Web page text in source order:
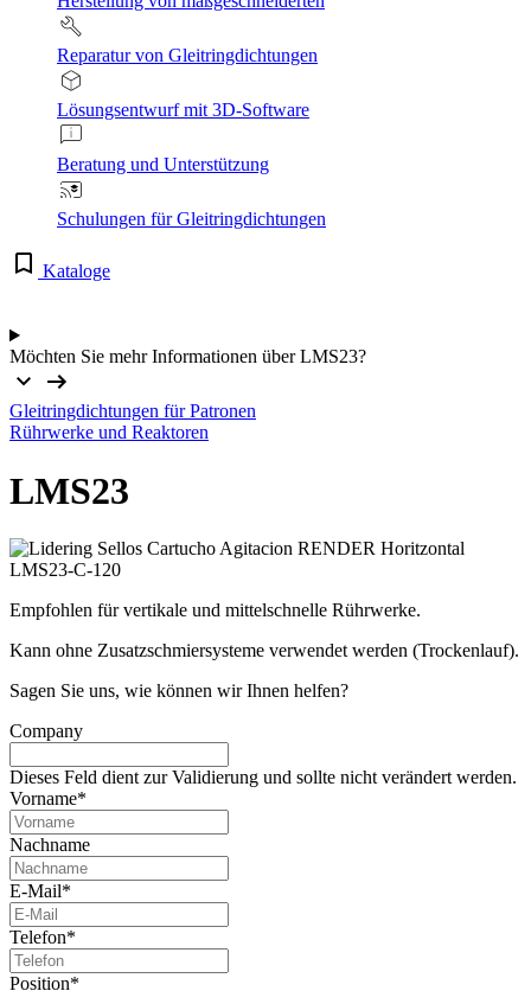
Reparatur von Gleitringdichtungen
Lösungsentwurf mit 3D-Software
Beratung und Unterstützung
Schulungen für Gleitringdichtungen
Kataloge
Möchten Sie mehr Informationen über LMS23?
Gleitringdichtungen für Patronen
Rührwerke und Reaktoren
LMS23
Empfohlen für vertikale und mittelschnelle Rührwerke.
Kann ohne Zusatzschmiersysteme verwendet werden (Trockenlauf).
Sagen Sie uns, wie können wir Ihnen helfen?
Company
Dieses Feld dient zur Validierung und sollte nicht verändert werden.
Vorname*
Nachname
E-Mail*
Telefon*
Position*